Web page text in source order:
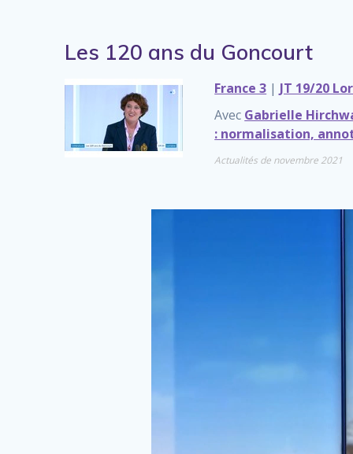
Les 120 ans du Goncourt
France 3 | JT 19/20
Avec Gabrielle
: normalisation,
Actualités de novembre 2021